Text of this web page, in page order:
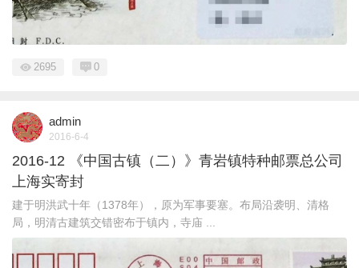
2695 0
admin
2016-6-4
2016-12 《中国古镇（二）》青岩镇特种邮票总公司
上海实寄封
建于明洪武十年（1378年），原为军事要塞。布局沿袭明、清格
局，明清古建筑交错密布于镇内，寺庙 ...